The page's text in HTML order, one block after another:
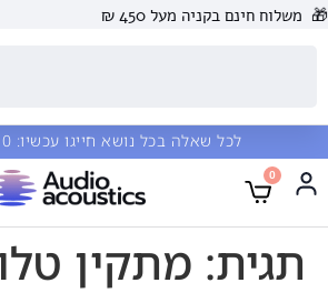
🎁 משלוח חינם בקניה מעל 450 ₪
לכל שאלה בכל נושא חייגו עכשיו:
0
תגית: מתקין